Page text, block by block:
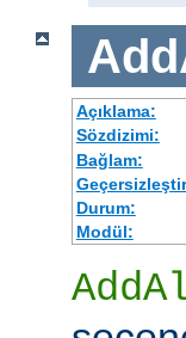
Açıklama:
Sözdizimi:
Bağlam:
Durum:
Modül: